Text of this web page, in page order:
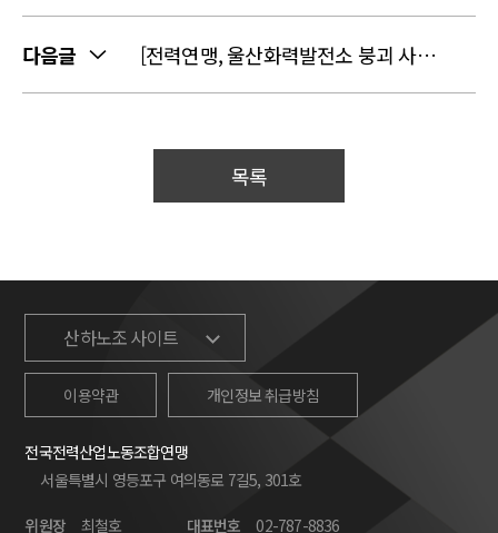
다음글 [전력연맹, 울산화력발전소 붕괴 사고 현장 방문]
목록
산하노조 사이트
이용약관 개인정보 취급방침
전국전력산업노동조합연맹
서울특별시 영등포구 여의동로 7길5, 301호
위원장 최철호 대표번호 02-787-8836